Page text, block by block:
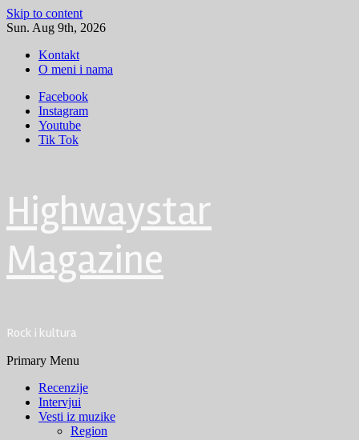
Skip to content
Sun. Aug 9th, 2026
Kontakt
O meni i nama
Facebook
Instagram
Youtube
Tik Tok
Highwaystar
Magazine
Rock i kultura
Primary Menu
Recenzije
Intervjui
Vesti iz muzike
Region